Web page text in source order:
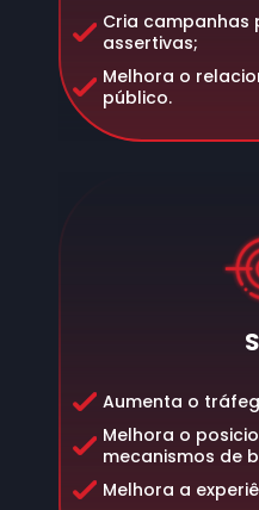
Cria campanhas
assertivas;
Melhora o
público.
Aumenta o
Melhora o
mecanismos de
Melhora a